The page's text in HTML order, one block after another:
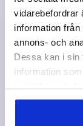
vidarebefordrar
information
annons- och
Dessa kan i sin
information
KOMP:STÅL
GÄNGA=M5
GÄNGDJUP=10
FÄRG LOCK
BREDD=4,5